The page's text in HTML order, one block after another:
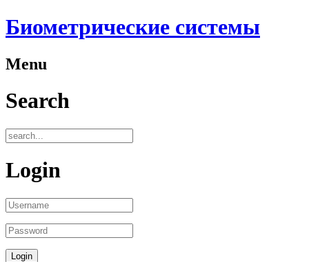
Биометрические системы
Menu
Search
Login